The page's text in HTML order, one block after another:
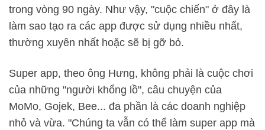
trong vòng 90 ngày. Như vậy, "cuộc chiến" ở đây là
làm sao tạo ra các app được sử dụng nhiều nhất,
thường xuyên nhất hoặc sẽ bị gỡ bỏ.
Super app, theo ông Hưng, không phải là cuộc chơi
của những "người khổng lồ", câu chuyện của
MoMo, Gojek, Bee... đa phần là các doanh nghiệp
nhỏ và vừa. "Chúng ta vẫn có thể làm super app mà